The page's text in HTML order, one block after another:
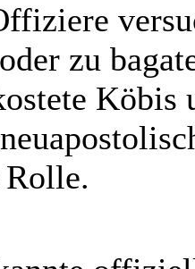
zu
Köbis
Rolle.